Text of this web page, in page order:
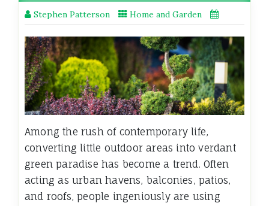
Stephen Patterson Home and Garden
Among the rush of contemporary life,
converting little outdoor areas into verdant
green paradise has become a trend. Often
acting as urban havens, balconies, patios,
and roofs, people ingeniously are using